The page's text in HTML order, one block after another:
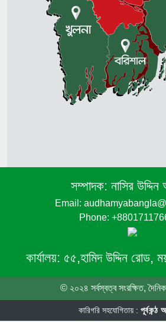
সম্পাদক: নাসির
Email:
Phone:
কার্যালয়: ৫৫,হামিদ উদ্দিন রোড,
© ২০২৪ সর্বস্বত্ব সংরক্ষিত,
কারিগরি সহযোগিতায় : পূর্বকন্ঠ